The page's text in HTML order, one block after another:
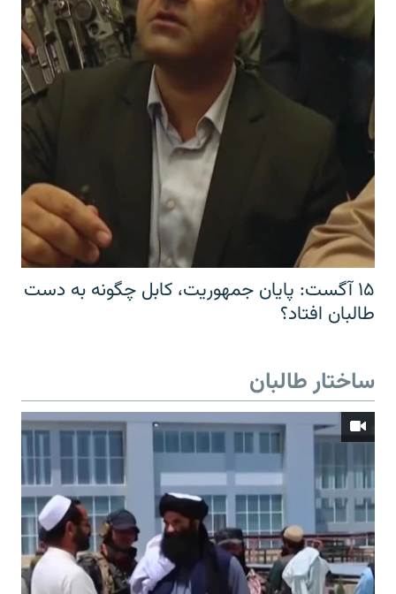
۱۵ آگست: پایان جمهوریت، کابل چگونه به دست
طالبان افتاد؟
ساختار طالبان